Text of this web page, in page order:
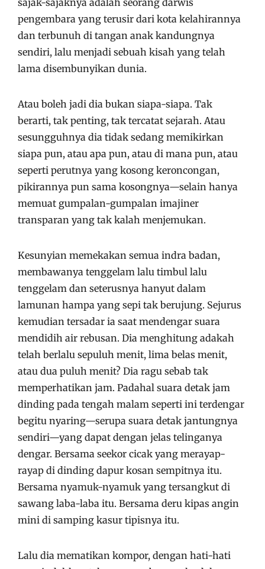
sajak-sajaknya adalah seorang darwis
pengembara yang terusir dari kota kelahirannya
dan terbunuh di tangan anak kandungnya
sendiri, lalu menjadi sebuah kisah yang telah
lama disembunyikan dunia.
Atau boleh jadi dia bukan siapa-siapa. Tak
berarti, tak penting, tak tercatat sejarah. Atau
sesungguhnya dia tidak sedang memikirkan
siapa pun, atau apa pun, atau di mana pun, atau
seperti perutnya yang kosong keroncongan,
pikirannya pun sama kosongnya—selain hanya
memuat gumpalan-gumpalan imajiner
transparan yang tak kalah menjemukan.
Kesunyian memekakan semua indra badan,
membawanya tenggelam lalu timbul lalu
tenggelam dan seterusnya hanyut dalam
lamunan hampa yang sepi tak berujung. Sejurus
kemudian tersadar ia saat mendengar suara
mendidih air rebusan. Dia menghitung adakah
telah berlalu sepuluh menit, lima belas menit,
atau dua puluh menit? Dia ragu sebab tak
memperhatikan jam. Padahal suara detak jam
dinding pada tengah malam seperti ini terdengar
begitu nyaring—serupa suara detak jantungnya
sendiri—yang dapat dengan jelas telinganya
dengar. Bersama seekor cicak yang merayap-
rayap di dinding dapur kosan sempitnya itu.
Bersama nyamuk-nyamuk yang tersangkut di
sawang laba-laba itu. Bersama deru kipas angin
mini di samping kasur tipisnya itu.
Lalu dia mematikan kompor, dengan hati-hati